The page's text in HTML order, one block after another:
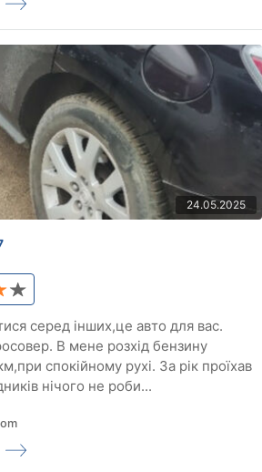
24.05.2025
серед інших,це авто для вас.
В мене розхід бензину
спокійному рухі. За рік проїхав
нічого не роби...